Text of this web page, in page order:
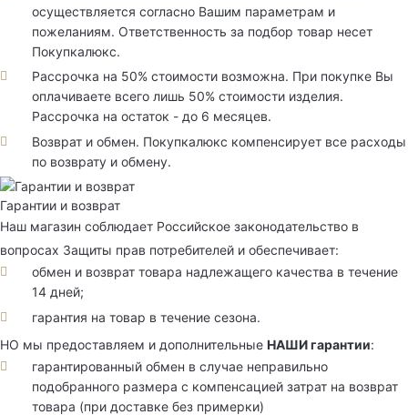
осуществляется согласно Вашим параметрам и
пожеланиям. Ответственность за подбор товар несет
Покупкалюкс.
Рассрочка на 50% стоимости возможна. При покупке Вы
оплачиваете всего лишь 50% стоимости изделия.
Рассрочка на остаток - до 6 месяцев.
Возврат и обмен. Покупкалюкс компенсирует все расходы
по возврату и обмену.
Гарантии и возврат
Наш магазин соблюдает Российское законодательство в
вопросах Защиты прав потребителей и обеспечивает:
обмен и возврат товара надлежащего качества в течение
14 дней;
гарантия на товар в течение сезона.
НО мы предоставляем и дополнительные НАШИ гарантии:
гарантированный обмен в случае неправильно
подобранного размера с компенсацией затрат на возврат
товара (при доставке без примерки)